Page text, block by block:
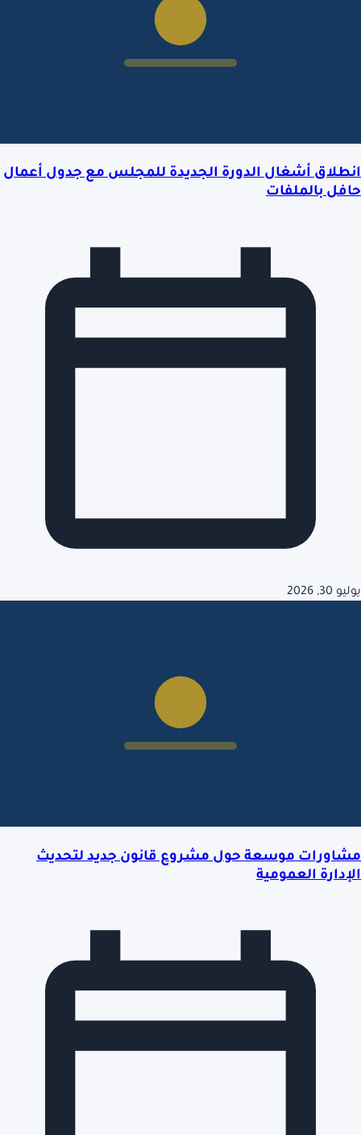
انطلاق أشغال الدورة الجديدة للمجلس مع جدول أعمال
حافل بالملفات
يوليو 30, 2026
مشاورات موسعة حول مشروع قانون جديد لتحديث
الإدارة العمومية